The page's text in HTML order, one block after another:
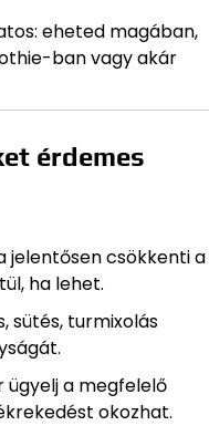
eheted magában,
ban vagy akár
érdemes
jelentősen csökkenti a
ha lehet.
sütés, turmixolás
ügyelj a megfelelő
okozhat.